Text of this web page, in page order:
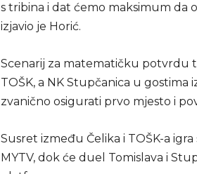
s tribina i dat ćemo maksimum da
izjavio je Horić.
Scenarij za matematičku potvrdu
TOŠK, a NK Stupčanica u gostima
zvanično osigurati prvo mjesto i
Susret između Čelika i TOŠK-a
MYTV, dok će duel Tomislava i